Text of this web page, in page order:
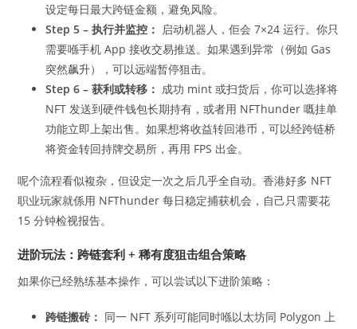
设定每日最大跨链金额，避免风险。
Step 5 – 执行并监控： 启动机器人，佢会 7×24 运行。你只
需要喺手机 App 接收交易推送。如果遇到异常（例如 Gas
突然飙升），可以远端暂停狙击。
Step 6 – 获利或转移： 成功 mint 或扫货后，你可以选择将
NFT 发送到硬件钱包长期持有，或者用 NFThunder 嘅挂单
功能立即上架出售。如果想将收益转回港币，可以经跨链桥
将资金转回持牌交易所，再用 FPS 出金。
呢个流程看似複杂，但设定一次之后几乎全自动。香港好多 NFT
职业玩家就係用 NFThunder 每日稳定捕获机会，自己只需要花
15 分钟检视报告。
进阶玩法：跨链套利 + 稀有度狙击组合策略
如果你已经熟练基本操作，可以尝试以下进阶策略：
跨链搬砖： 同一 NFT 系列可能同时喺以太坊同 Polygon 上